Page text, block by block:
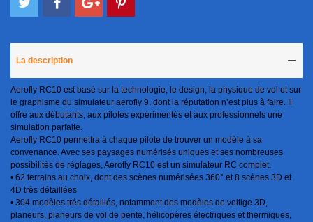
La description
Aerofly RC10 est basé sur la technologie, le design, la physique de vol et sur
le graphisme du simulateur aerofly 9, dont la réputation n’est plus à faire. Il
offre aux débutants, aux pilotes expérimentés et aux professionnels une
simulation parfaite.
Aerofly RC10 permettra à chaque pilote de trouver un modèle à sa
convenance. Avec ses paysages numérisés uniques et ses nombreuses
possibilités de réglages, Aerofly RC10 est un simulateur RC complet.
• 62 terrains au choix, dont des scènes numérisées 360° et 8 scènes 3D et
4D très détaillées
• 304 modèles trés détaillés, notamment des modèles de voltige 3D,
planeurs, planeurs de vol de pente, hélicopères électriques et thermiques,